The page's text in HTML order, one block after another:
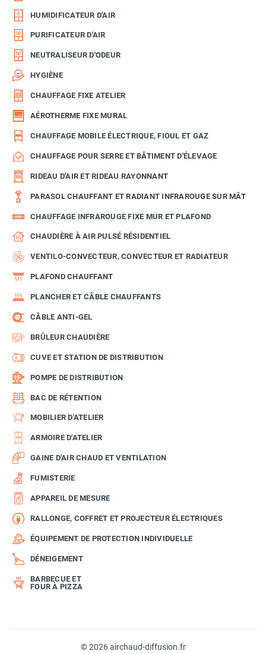
HUMIDIFICATEUR D'AIR
PURIFICATEUR D'AIR
NEUTRALISEUR D'ODEUR
HYGIÈNE
CHAUFFAGE FIXE ATELIER
AÉROTHERME FIXE MURAL
CHAUFFAGE MOBILE ÉLECTRIQUE, FIOUL ET GAZ
CHAUFFAGE POUR SERRE ET BÂTIMENT D'ÉLEVAGE
RIDEAU D'AIR ET RIDEAU RAYONNANT
PARASOL CHAUFFANT ET RADIANT INFRAROUGE SUR MÂT
CHAUFFAGE INFRAROUGE FIXE MUR ET PLAFOND
CHAUDIÈRE À AIR PULSÉ RÉSIDENTIEL
VENTILO-CONVECTEUR, CONVECTEUR ET RADIATEUR
PLAFOND CHAUFFANT
PLANCHER ET CÂBLE CHAUFFANTS
CÂBLE ANTI-GEL
BRÛLEUR CHAUDIÈRE
CUVE ET STATION DE DISTRIBUTION
POMPE DE DISTRIBUTION
BAC DE RÉTENTION
MOBILIER D'ATELIER
ARMOIRE D'ATELIER
GAINE D'AIR CHAUD ET VENTILATION
FUMISTERIE
APPAREIL DE MESURE
RALLONGE, COFFRET ET PROJECTEUR ÉLECTRIQUES
ÉQUIPEMENT DE PROTECTION INDIVIDUELLE
DÉNEIGEMENT
BARBECUE ET
FOUR À PIZZA
© 2026 airchaud-diffusion.fr